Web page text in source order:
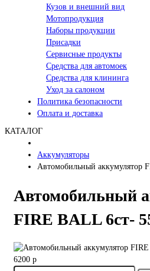
Кузов и внешний вид
Мотопродукция
Наборы продукции
Присадки
Сервисные продукты
Средства для автомоек
Средства для клининга
Уход за салоном
Политика безопасности
Оплата и доставка
КАТАЛОГ
Аккумуляторы
Автомобильный аккумулятор
Автомобильный
FIRE BALL 6ст-
6200 р